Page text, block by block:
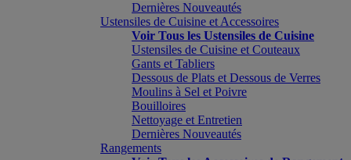
Dernières Nouveautés
Ustensiles de Cuisine et Accessoires
Voir Tous les Ustensiles de Cuisine
Ustensiles de Cuisine et Couteaux
Gants et Tabliers
Dessous de Plats et Dessous de Verres
Moulins à Sel et Poivre
Bouilloires
Nettoyage et Entretien
Dernières Nouveautés
Rangements